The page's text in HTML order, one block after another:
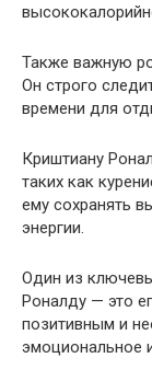
Также важную
Он строго
времени для
Криштиану
таких как
ему сохранять
энергии.
Один из
Роналду — это
позитивным и
эмоциональное